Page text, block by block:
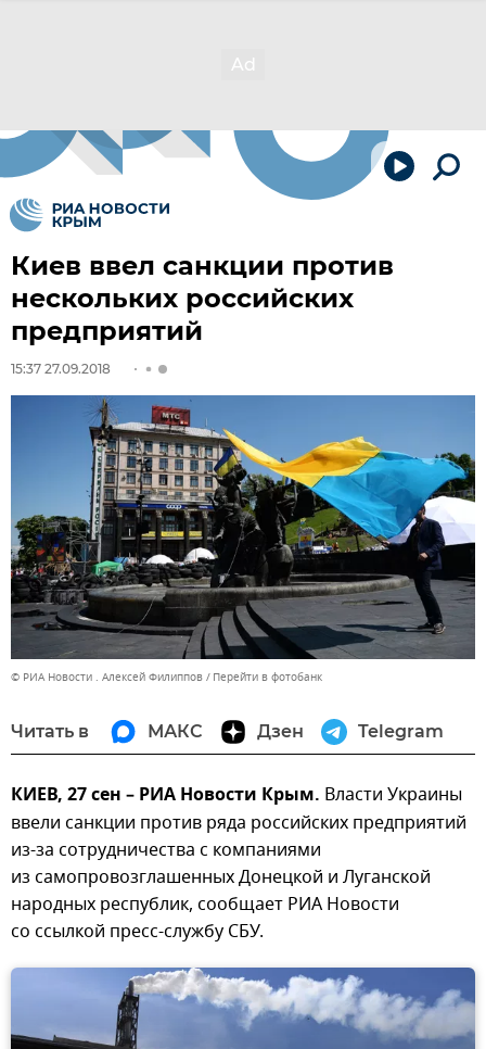
Киев ввел санкции против
нескольких российских
предприятий
15:37 27.09.2018
© РИА Новости . Алексей Филиппов Перейти в фотобанк
Читать в МАКС Дзен Telegram
КИЕВ, 27 сен – РИА Новости Крым. Власти Украины
ввели санкции против ряда российских предприятий
из-за сотрудничества с компаниями
из самопровозглашенных Донецкой и Луганской
народных республик, сообщает РИА Новости
со ссылкой пресс-службу СБУ.